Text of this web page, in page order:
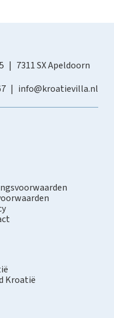
7311 SX Apeldoorn
info@kroatievilla.nl
Kroatië